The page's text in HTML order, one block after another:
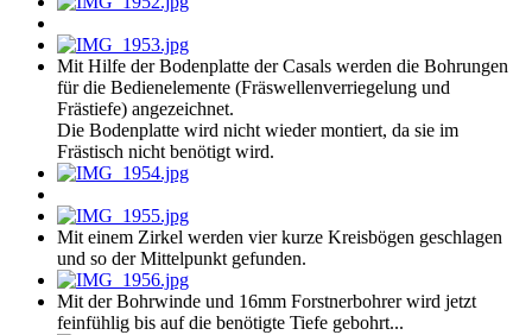
Mit Hilfe der Bodenplatte der Casals werden die Bohrungen
für die Bedienelemente (Fräswellenverriegelung und
Frästiefe) angezeichnet.
Die Bodenplatte wird nicht wieder montiert, da sie im
Frästisch nicht benötigt wird.
Mit einem Zirkel werden vier kurze Kreisbögen geschlagen
und so der Mittelpunkt gefunden.
Mit der Bohrwinde und 16mm Forstnerbohrer wird jetzt
feinfühlig bis auf die benötigte Tiefe gebohrt...